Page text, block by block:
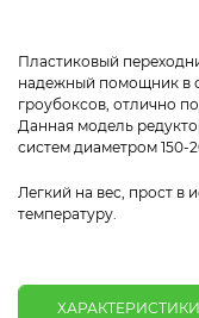
Пластиковый
надежный помощник в
гроубоксов, отлично
Данная модель
систем диаметром 150-
Легкий на вес, прост в
температуру.
ХАРАКТЕРИСТИКИ